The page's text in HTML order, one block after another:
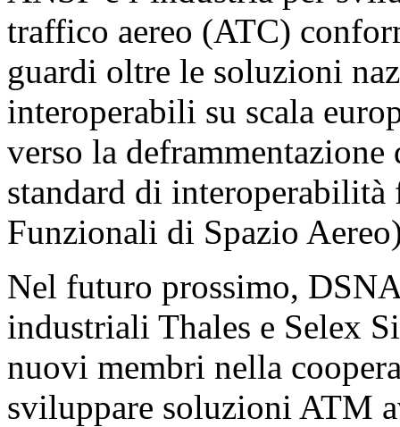
traffico aereo (ATC)
guardi oltre le soluzioni
interoperabili su scala
verso la
standard di
Funzionali di Spazio
Nel futuro prossimo,
industriali Thales e Selex
nuovi membri nella
sviluppare soluzioni ATM